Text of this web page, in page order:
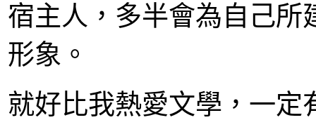
宿主人，多半會為自己所
形象。
就好比我熱愛文學，一定